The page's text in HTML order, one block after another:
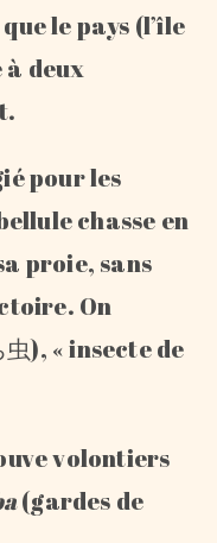
le pays (l’île
à deux
pour les
chasse en
proie, sans
On
), « insecte de
volontiers
(gardes de